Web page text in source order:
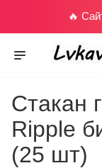
🔥
Стакан
Ripple
(25 шт)